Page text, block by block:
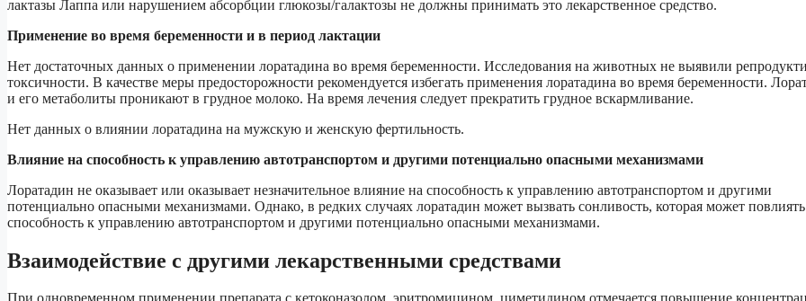
лактазы Лаппа или нарушением абсорбции глюкозы/галактозы не должны принимать это лекарственное средство.
Применение во время беременности и в период лактации
Нет достаточных данных о применении лоратадина во время беременности. Исследования на животных не выявили
токсичности. В качестве меры предосторожности рекомендуется избегать применения лоратадина во время беременности.
и его метаболиты проникают в грудное молоко. На время лечения следует прекратить грудное вскармливание.
Нет данных о влиянии лоратадина на мужскую и женскую фертильность.
Влияние на способность к управлению автотранспортом и другими потенциально опасными механизмами
Лоратадин не оказывает или оказывает незначительное влияние на способность к управлению автотранспортом и другими
потенциально опасными механизмами. Однако, в редких случаях лоратадин может вызвать сонливость, которая может
способность к управлению автотранспортом и другими потенциально опасными механизмами.
Взаимодействие с другими лекарственными средствами